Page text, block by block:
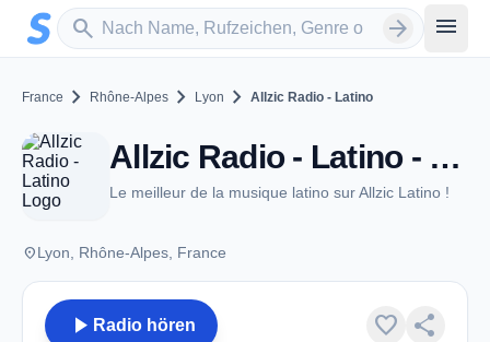
Zum Hauptinhalt springen
search
Sender suchen arrow_forward menu
France chevron_right Rhône-Alpes chevron_right Lyon chevron_right Allzic Radio - Latino
Allzic Radio - Latino - Lyon
Le meilleur de la musique latino sur Allzic Latino !
placeLyon, Rhône-Alpes, France
play_arrow Radio hören favorite share